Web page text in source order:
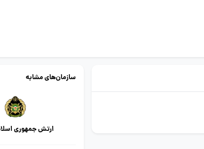
سازمان‌های مشابه
ارتش جمهوری